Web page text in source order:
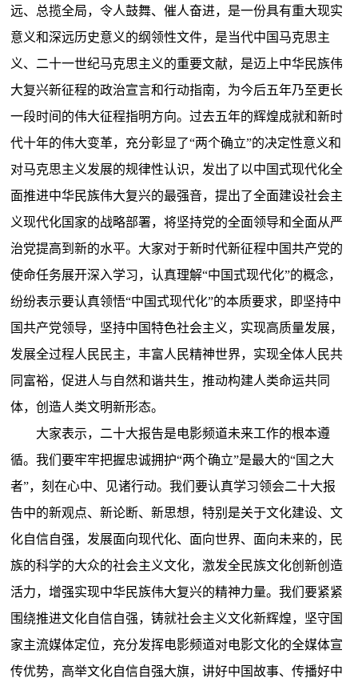
远、总揽全局，令人鼓舞、催人奋进，是一份具有重大现实
意义和深远历史意义的纲领性文件，是当代中国马克思主
义、二十一世纪马克思主义的重要文献，是迈上中华民族伟
大复兴新征程的政治宣言和行动指南，为今后五年乃至更长
一段时间的伟大征程指明方向。过去五年的辉煌成就和新时
代十年的伟大变革，充分彰显了“两个确立”的决定性意义和
对马克思主义发展的规律性认识，发出了以中国式现代化全
面推进中华民族伟大复兴的最强音，提出了全面建设社会主
义现代化国家的战略部署，将坚持党的全面领导和全面从严
治党提高到新的水平。大家对于新时代新征程中国共产党的
使命任务展开深入学习，认真理解“中国式现代化”的概念，
纷纷表示要认真领悟“中国式现代化”的本质要求，即坚持中
国共产党领导，坚持中国特色社会主义，实现高质量发展，
发展全过程人民民主，丰富人民精神世界，实现全体人民共
同富裕，促进人与自然和谐共生，推动构建人类命运共同
体，创造人类文明新形态。
大家表示，二十大报告是电影频道未来工作的根本遵
循。我们要牢牢把握忠诚拥护“两个确立”是最大的“国之大
者”，刻在心中、见诸行动。我们要认真学习领会二十大报
告中的新观点、新论断、新思想，特别是关于文化建设、文
化自信自强，发展面向现代化、面向世界、面向未来的，民
族的科学的大众的社会主义文化，激发全民族文化创新创造
活力，增强实现中华民族伟大复兴的精神力量。我们要紧紧
围绕推进文化自信自强，铸就社会主义文化新辉煌，坚守国
家主流媒体定位，充分发挥电影频道对电影文化的全媒体宣
传优势，高举文化自信自强大旗，讲好中国故事、传播好中